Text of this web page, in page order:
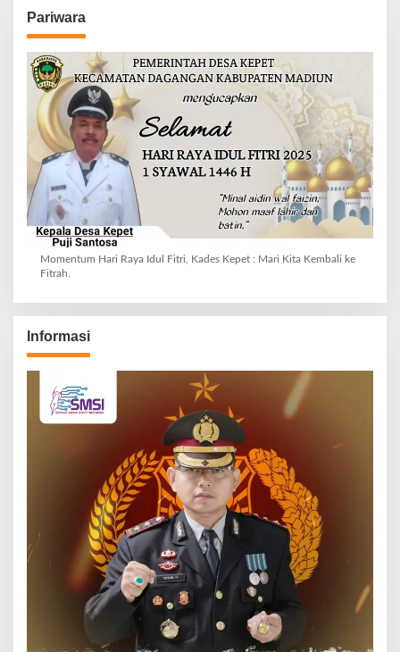
Pariwara
Momentum Hari Raya Idul Fitri, Kades Kepet : Mari Kita Kembali ke
Fitrah.
Informasi